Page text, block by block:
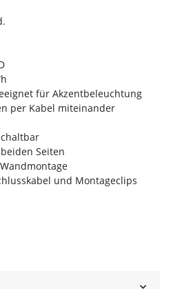
für Akzentbeleuchtung
per Kabel miteinander
Seiten
und Montageclips